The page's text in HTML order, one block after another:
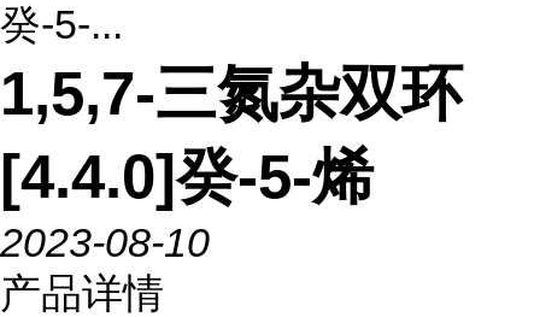
癸-5-...
1,5,7-三氮杂双环
[4.4.0]癸-5-烯
2023-08-10
产品详情